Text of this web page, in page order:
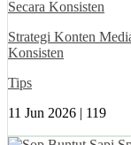
Strategi Konten
Konsisten
Tips
11 Jun 2026 | 119